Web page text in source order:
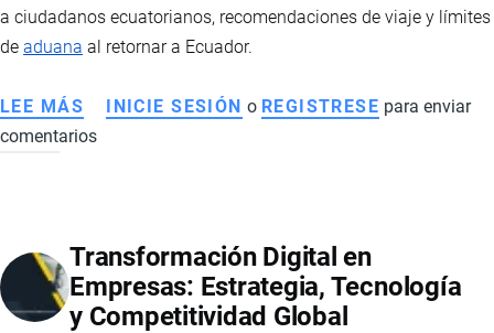
a ciudadanos ecuatorianos, recomendaciones de viaje y límites
de aduana al retornar a Ecuador.
LEE MÁS SOBRE
PAÍSES
LOS
ECUATORIANOS
PUEDEN
INICIE SESIÓN o REGISTRESE para enviar
comentarios
Transformación Digital en
Empresas: Estrategia, Tecnología
y Competitividad Global